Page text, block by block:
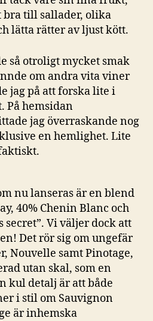
bra till sallader, olika
lätta rätter av ljust kött.
så otroligt mycket smak
om andra vita viner
jag på att forska lite i
På hemsidan
jag överraskande nog
en hemlighet. Lite
nu lanseras är en blend
40% Chenin Blanc och
secret”. Vi väljer dock att
Det rör sig om ungefär
Nouvelle samt Pinotage,
utan skal, som en
kul detalj är att både
i stil om Sauvignon
är inhemska